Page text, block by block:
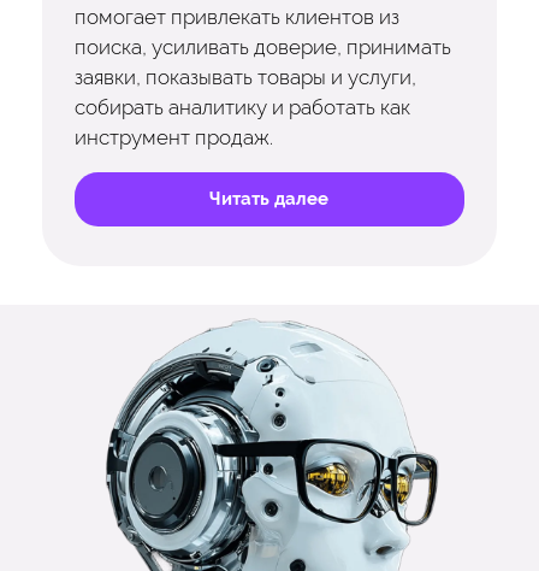
помогает привлекать клиентов из
поиска, усиливать доверие, принимать
заявки, показывать товары и услуги,
собирать аналитику и работать как
инструмент продаж.
Читать далее